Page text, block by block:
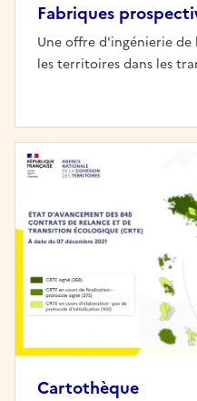
Fabriques
Une offre d'ingénierie
les territoires dans les
Cartothèque